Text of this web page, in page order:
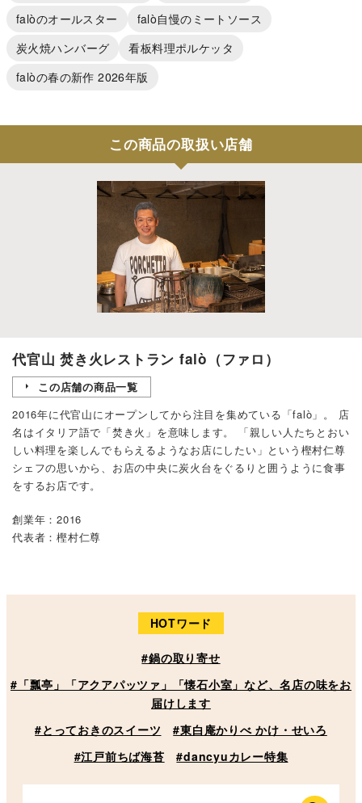
falòのオールスター
falò自慢のミートソース
炭火焼ハンバーグ
看板料理ポルケッタ
falòの春の新作 2026年版
この商品の取扱い店舗
代官山 焚き火レストラン falò（ファロ）
この店舗の商品一覧
2016年に代官山にオープンしてから注目を集めている「falò」。 店
名はイタリア語で「焚き火」を意味します。 「親しい人たちとおい
しい料理を楽しんでもらえるようなお店にしたい」という樫村仁尊
シェフの思いから、お店の中央に炭火台をぐるりと囲うように食事
をするお店です。
創業年：2016
代表者：樫村仁尊
HOTワード
#鍋の取り寄せ
#「瓢亭」「アクアパッツァ」「懐石小室」など、名店の味をお
届けします
#とっておきのスイーツ
#東白庵かりべ かけ・せいろ
#江戸前ちば海苔
#dancyuカレー特集